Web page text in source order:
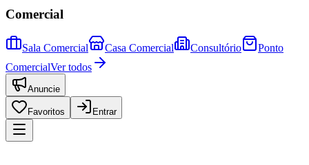
Comercial
Sala Comercial Casa Comercial Consultório
Ponto
ComercialVer todos
Anuncie
Favoritos Entrar